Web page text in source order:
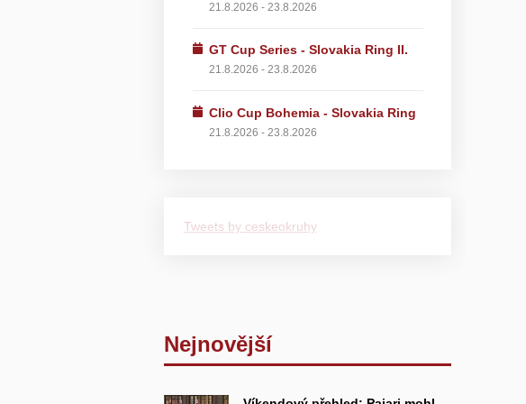
21.8.2026 - 23.8.2026
GT Cup Series - Slovakia Ring II.
21.8.2026 - 23.8.2026
Clio Cup Bohemia - Slovakia Ring
21.8.2026 - 23.8.2026
Tweets by ceskeokruhy
Nejnovější